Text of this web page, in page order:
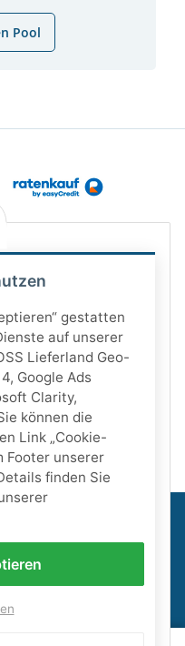
Pool
gestatten
auf unserer
Lieferland Geo-
Google Ads
Clarity,
können die
Link „Cookie-
Footer unserer
finden Sie